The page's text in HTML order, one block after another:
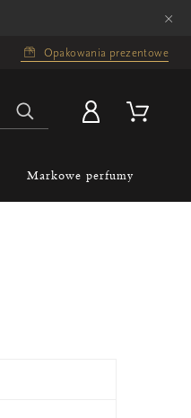
×
Opakowania prezentowe
Markowe perfumy